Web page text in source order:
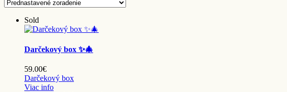
Sold
Darčekový box ✨🎄
59.00€
Darčekový box
Viac info